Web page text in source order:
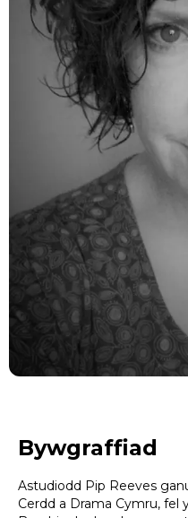
Bywgraffiad
Astudiodd Pip Reeves
Cerdd a Drama Cymru, fel